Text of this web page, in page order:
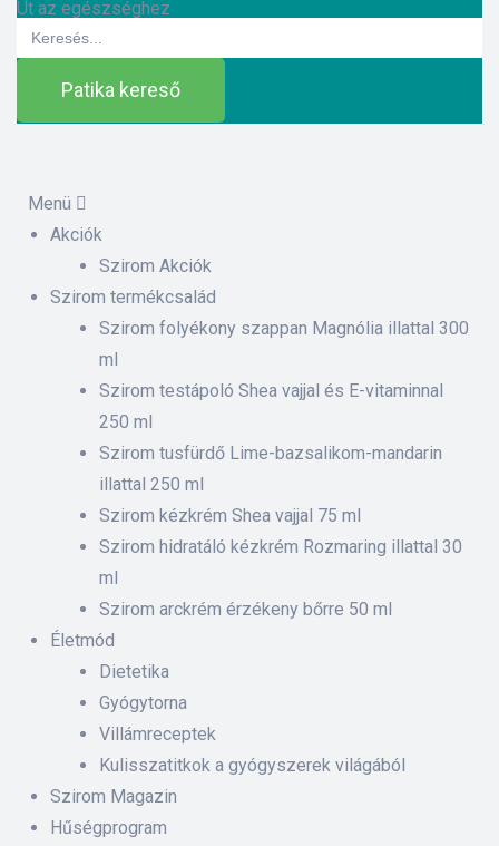
Út az egészséghez
for:
Patika kereső
Menü
Akciók
Szirom Akciók
Szirom termékcsalád
Szirom folyékony szappan Magnólia illattal 300
ml
Szirom testápoló Shea vajjal és E-vitaminnal
250 ml
Szirom tusfürdő Lime-bazsalikom-mandarin
illattal 250 ml
Szirom kézkrém Shea vajjal 75 ml
Szirom hidratáló kézkrém Rozmaring illattal 30
ml
Szirom arckrém érzékeny bőrre 50 ml
Életmód
Dietetika
Gyógytorna
Villámreceptek
Kulisszatitkok a gyógyszerek világából
Szirom Magazin
Hűségprogram